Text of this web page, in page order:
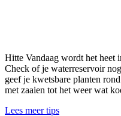
Hitte Vandaag wordt het heet
Check of je waterreservoir
geef je kwetsbare planten
met zaaien tot het weer wat
Lees meer tips